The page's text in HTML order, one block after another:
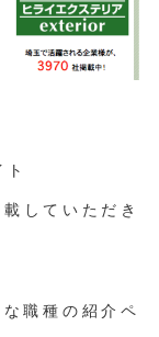
していただき
職種の紹介ペ